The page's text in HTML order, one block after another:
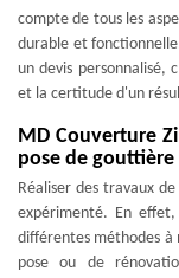
compte de tous les
durable et
un devis
et la certitude d'un
MD Couverture
pose de
Réaliser des travaux
expérimenté. En
différentes méthodes à
pose ou de